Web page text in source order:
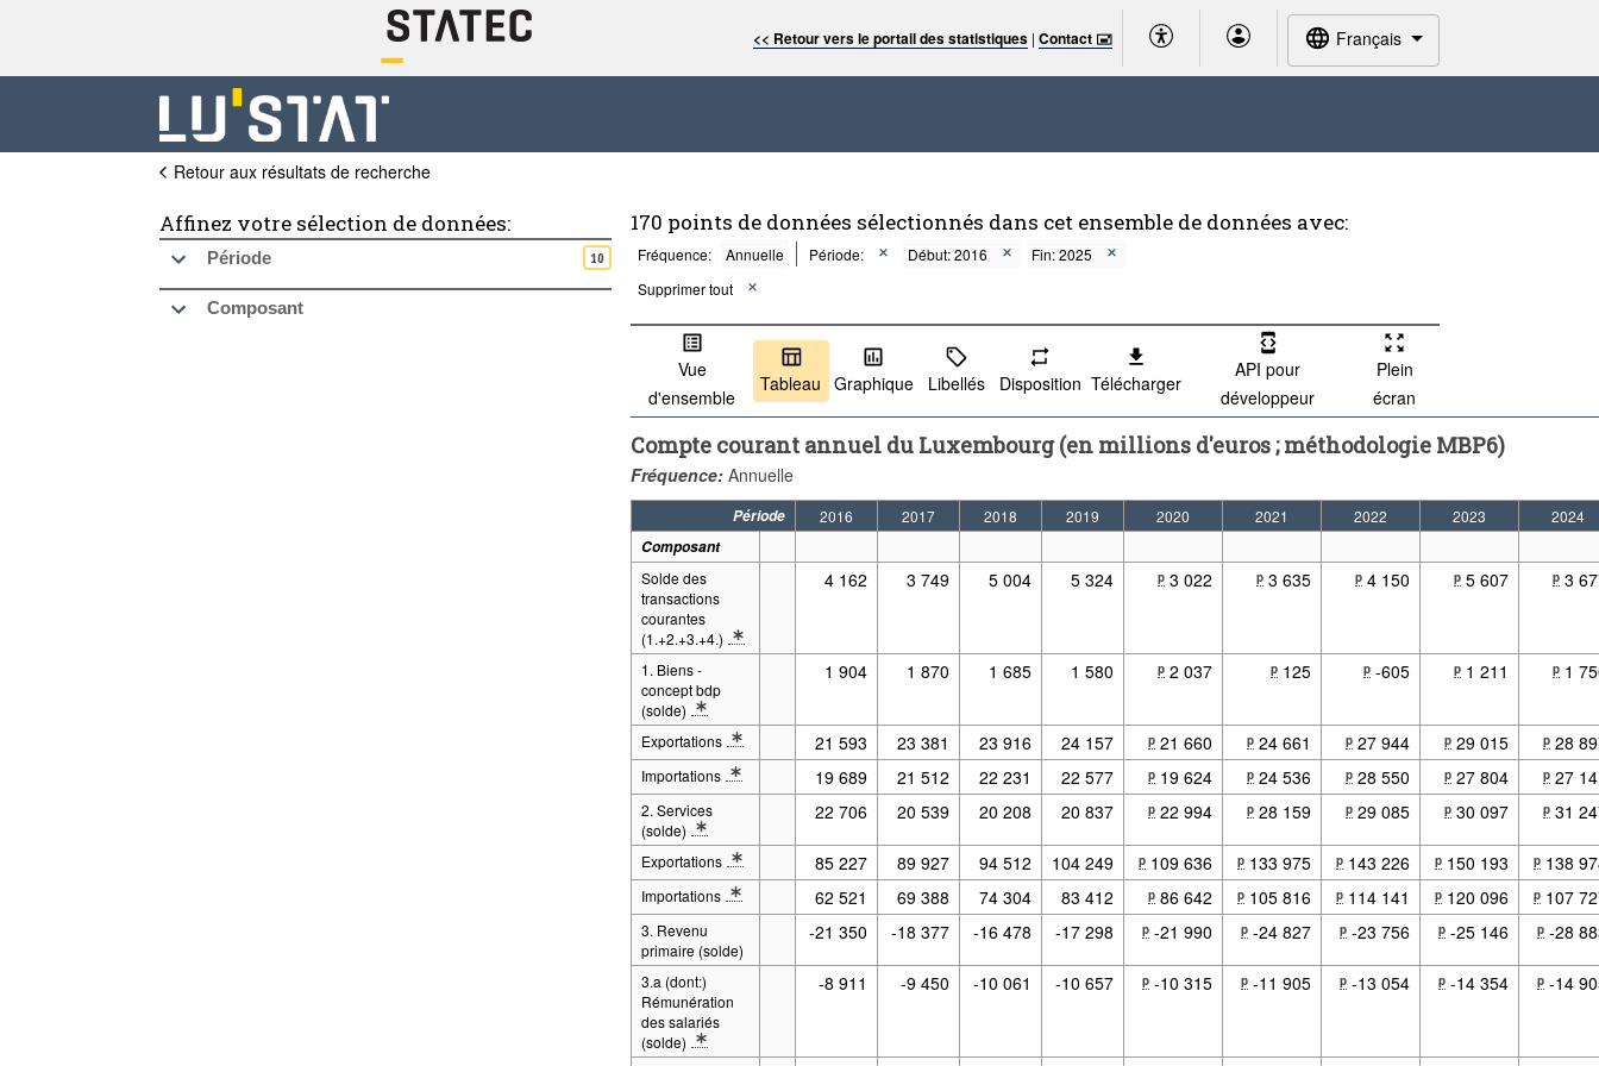
<< Retour vers le portail des statistiques |Contact 🖃 Français
Retour aux résultats de recherche
Affinez votre sélection de données:
Période 10
Composant
170 points de données sélectionnés dans cet ensemble de données avec:
Fréquence: Annuelle Période: Début: 2016
Fin: 2025
Supprimer tout
Vue
d'ensemble
Tableau Graphique Libellés Disposition Télécharger
API pour
développeur
Plein
écran
Compte courant annuel du Luxembourg (en millions d'euros ; méthodologie MBP6)
Fréquence: Annuelle
Période 2016 2017 2018 2019 2020 2021 2022 2023
2024
Composant
Solde des
transactions
courantes
(1.+2.+3.+4.)
* Note Composant 2: Définitions : Balance des paiements
4 162 3 749 5 004 5 324 p 3 022 p 3 635 p 4 150 p 5 607 p 3
1. Biens -
concept bdp
(solde)
* Note Composant 2: Définitions : Biens
1 904 1 870 1 685 1 580 p 2 037 p 125 p -605 p 1 211 p 1
Exportations
* Note Composant 2: Définitions : Exportations
21 593 23 381 23 916 24 157 p 21 660 p 24 661 p 27 944 p 29 015 p 28
Importations
* Note Composant 2: Définitions : Importations
19 689 21 512 22 231 22 577 p 19 624 p 24 536 p 28 550 p 27 804 p 27
2. Services
(solde)
* Note Composant 2: Définitions : Services
22 706 20 539 20 208 20 837 p 22 994 p 28 159 p 29 085 p 30 097 p 31
Exportations
* Note Composant 2: Définitions : Exportations
85 227 89 927 94 512 104 249 p 109 636 p 133 975 p 143 226 p 150 193 p 138
Importations
* Note Composant 2: Définitions : Importations
62 521 69 388 74 304 83 412 p 86 642 p 105 816 p 114 141 p 120 096 p 107
3. Revenu
primaire (solde)
-21 350 -18 377 -16 478 -17 298 p -21 990 p -24 827 p -23 756 p -25 146 p -28
3.a (dont:)
Rémunération
des salariés
(solde)
* Note Composant 2: Définitions : Rémunération des salariés (D.1), Salariés
-8 911 -9 450 -10 061 -10 657 p -10 315 p -11 905 p -13 054 p -14 354 p -14